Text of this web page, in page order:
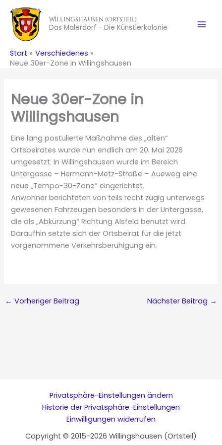
Inhalt
springen
Willingshausen (Ortsteil)
Das Malerdorf - Die Künstlerkolonie
Start
Verschiedenes
Neue 30er-Zone in Willingshausen
Neue 30er-Zone in
Willingshausen
Eine lang postulierte Maßnahme des „alten“
Ortsbeirates wurde nun endlich am 20. Mai 2026
umgesetzt. In Willingshausen wurde im Bereich
Untergasse – Hermann-Metz-Straße – Aueweg eine
neue „Tempo-30-Zone“ eingerichtet.
Anwohner berichteten von teils recht zügig unterwegs
gewesenen Fahrzeugen besonders in der Untergasse,
die als „Abkürzung“ Richtung Alsfeld benutzt wird.
Daraufhin setzte sich der Ortsbeirat für die jetzt
vorgenommene Verkehrsberuhigung ein.
← Vorheriger Beitrag Nächster Beitrag →
Privatsphäre-Einstellungen ändern
Historie der Privatsphäre-Einstellungen
Einwilligungen widerrufen
Copyright © 2015-2026 Willingshausen (Ortsteil)